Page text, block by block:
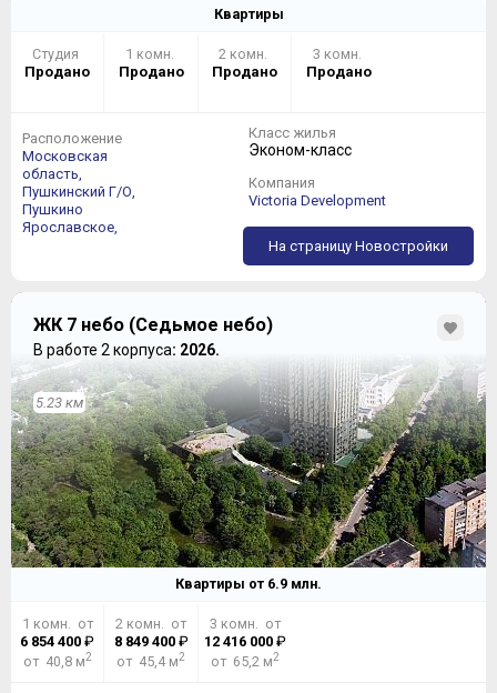
Квартиры
Студия
Продано
1 комн.
Продано
2 комн.
Продано
3 комн.
Продано
Расположение
Московская
область,
Пушкинский Г/О,
Пушкино
Ярославское,
Класс жилья
Эконом-класс
Компания
Victoria Development
На страницу Новостройки
ЖК 7 небо (Седьмое небо)
В работе 2 корпуса: 2026.
5.23 км
Квартиры от 6.9 млн.
1 комн. от
6 854 400 ₽
от 40,8 м2
2 комн. от
8 849 400₽
от 45,4 м2
3 комн. от
12 416 000₽
от 65,2 м2